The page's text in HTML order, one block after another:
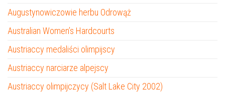
Augustynowiczowie herbu Odrowąż
Australian Women’s Hardcourts
Austriaccy medaliści olimpijscy
Austriaccy narciarze alpejscy
Austriaccy olimpijczycy (Salt Lake City 2002)